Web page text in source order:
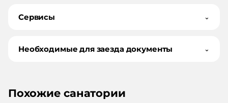
Сервисы ⌄
Необходимые для заезда документы ⌄
Похожие санатории